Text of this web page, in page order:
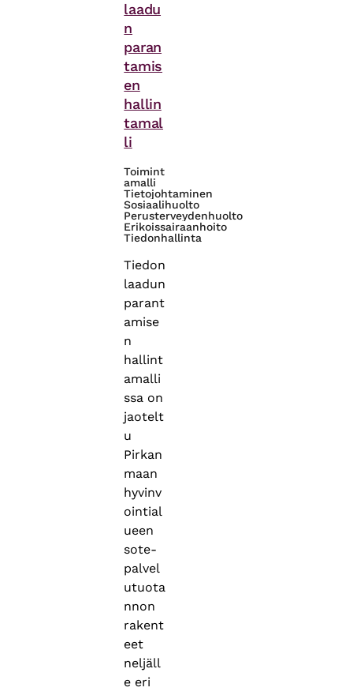
laadu
n
paran
tamis
en
hallin
tamal
li
Toimint
amalli
Tietojohtaminen
Sosiaalihuolto
Perusterveydenhuolto
Erikoissairaanhoito
Tiedonhallinta
Tiedon
laadun
parant
amise
n
hallint
amalli
ssa on
jaotelt
u
Pirkan
maan
hyvinv
ointial
ueen
sote-
palvel
utuota
nnon
rakent
eet
neljäll
e eri